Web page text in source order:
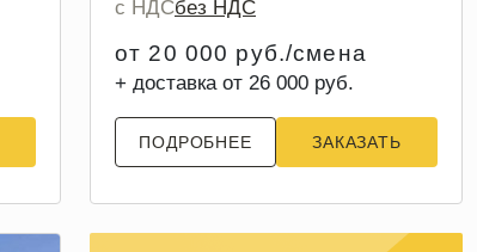
с НДСбез НДС
от 20 000 руб./смена
+ доставка от 26 000 руб.
ПОДРОБНЕЕ ЗАКАЗАТЬ